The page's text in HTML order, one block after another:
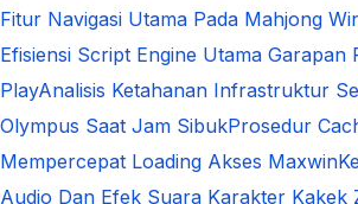
Fitur Navigasi Utama Pada Mahjong
Efisiensi Script Engine Utama Garapan
PlayAnalisis Ketahanan Infrastruktur
Olympus Saat Jam SibukProsedur
Mempercepat Loading Akses Maxwin
Audio Dan Efek Suara Karakter Kakek